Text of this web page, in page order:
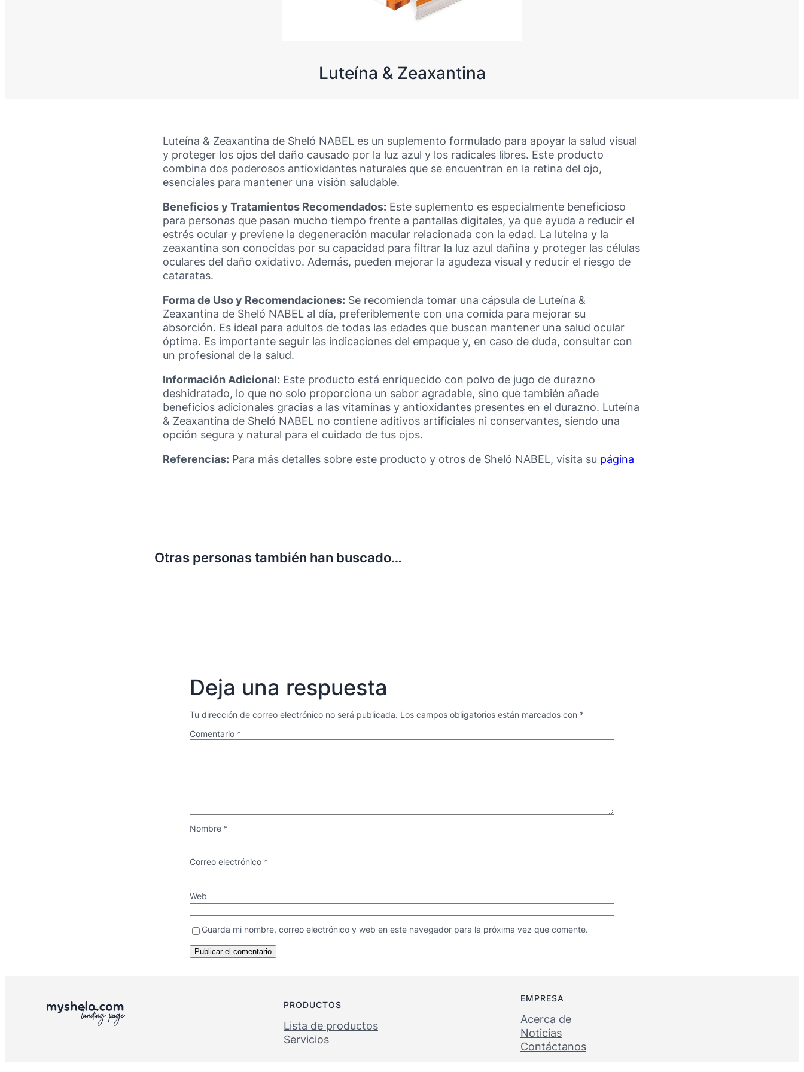
Luteína & Zeaxantina
Luteína & Zeaxantina de Sheló NABEL es un suplemento formulado para apoyar la salud visual
y proteger los ojos del daño causado por la luz azul y los radicales libres. Este producto
combina dos poderosos antioxidantes naturales que se encuentran en la retina del ojo,
esenciales para mantener una visión saludable.
Beneficios y Tratamientos Recomendados: Este suplemento es especialmente beneficioso
para personas que pasan mucho tiempo frente a pantallas digitales, ya que ayuda a reducir el
estrés ocular y previene la degeneración macular relacionada con la edad. La luteína y la
zeaxantina son conocidas por su capacidad para filtrar la luz azul dañina y proteger las células
oculares del daño oxidativo. Además, pueden mejorar la agudeza visual y reducir el riesgo de
cataratas.
Forma de Uso y Recomendaciones: Se recomienda tomar una cápsula de Luteína &
Zeaxantina de Sheló NABEL al día, preferiblemente con una comida para mejorar su
absorción. Es ideal para adultos de todas las edades que buscan mantener una salud ocular
óptima. Es importante seguir las indicaciones del empaque y, en caso de duda, consultar con
un profesional de la salud.
Información Adicional: Este producto está enriquecido con polvo de jugo de durazno
deshidratado, lo que no solo proporciona un sabor agradable, sino que también añade
beneficios adicionales gracias a las vitaminas y antioxidantes presentes en el durazno. Luteína
& Zeaxantina de Sheló NABEL no contiene aditivos artificiales ni conservantes, siendo una
opción segura y natural para el cuidado de tus ojos.
Referencias: Para más detalles sobre este producto y otros de Sheló NABEL, visita su página
Otras personas también han buscado…
Deja una respuesta
Tu dirección de correo electrónico no será publicada. Los campos obligatorios están marcados con *
Comentario *
Nombre *
Correo electrónico *
Web
Guarda mi nombre, correo electrónico y web en este navegador para la próxima vez que comente.
PRODUCTOS
Lista de productos
Servicios
EMPRESA
Acerca de
Noticias
Contáctanos